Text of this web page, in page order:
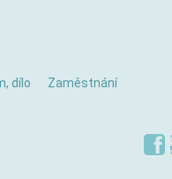
dílo Zaměstnání